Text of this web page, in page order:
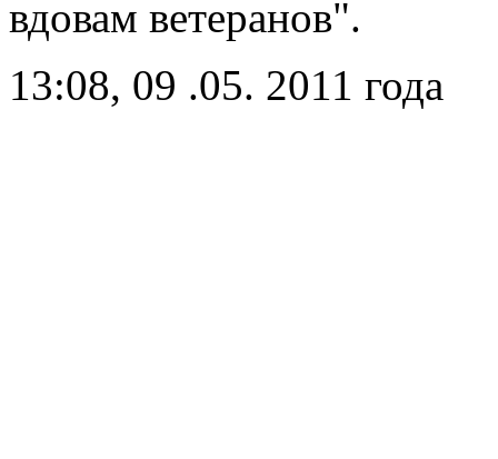
вдовам ветеранов".
13:08, 09 .05. 2011 года